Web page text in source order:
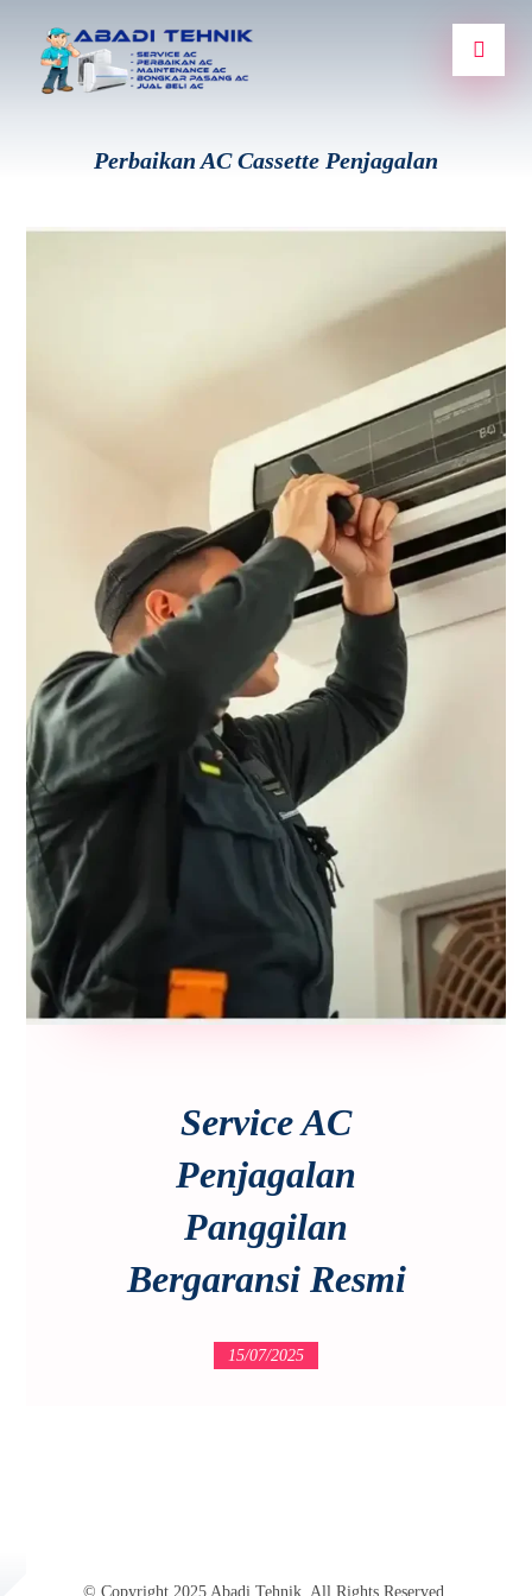
Perbaikan AC Cassette Penjagalan
Service AC
Penjagalan
Panggilan
Bergaransi Resmi
15/07/2025
© Copyright 2025 Abadi Tehnik. All Rights Reserved.